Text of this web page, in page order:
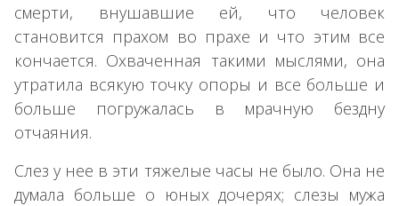
смерти, внушавшие ей, что человек
становится прахом во прахе и что этим все
кончается. Охваченная такими мыслями, она
утратила всякую точку опоры и все больше и
больше погружалась в мрачную бездну
отчаяния.
Слез у нее в эти тяжелые часы не было. Она не
думала больше о юных дочерях; слезы мужа